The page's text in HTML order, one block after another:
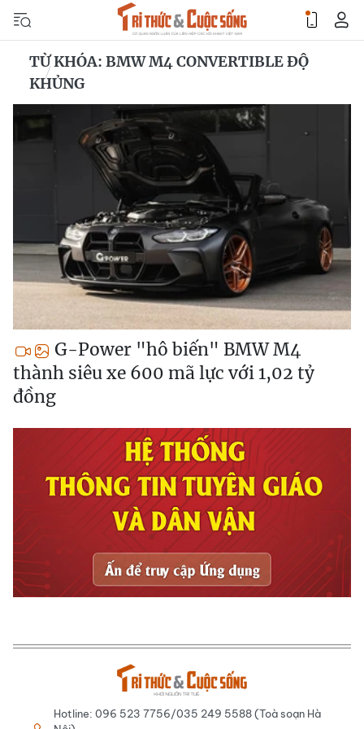
TỪ KHÓA: BMW M4 CONVERTIBLE ĐỘ
KHỦNG
G-Power "hô biến" BMW M4
thành siêu xe 600 mã lực với 1,02 tỷ
đồng
Hotline: 096 523 7756/035 249 5588 (Toà soạn Hà